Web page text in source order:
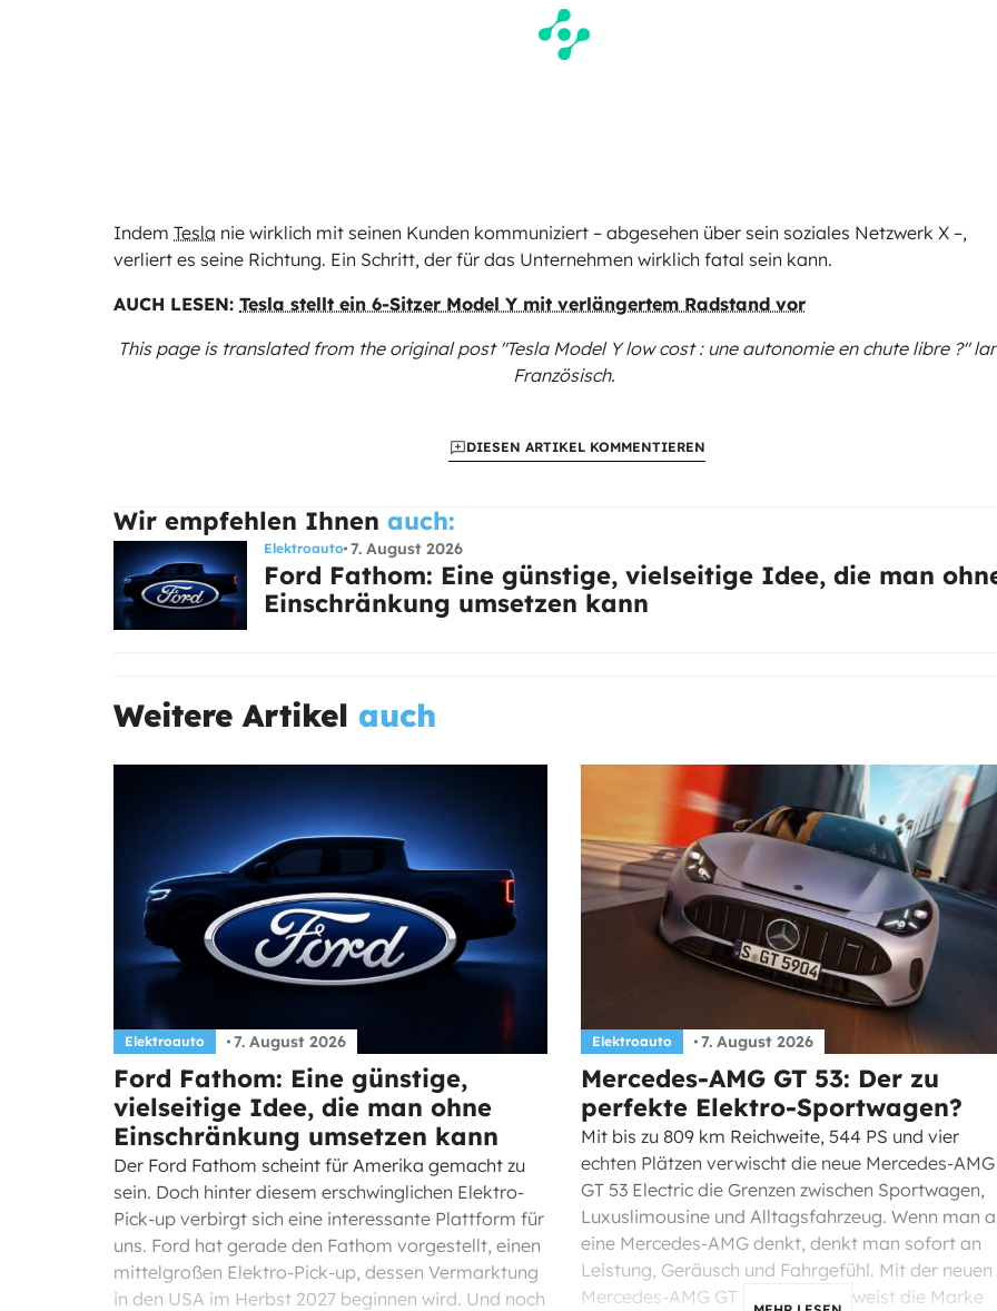
Indem Tesla nie wirklich mit seinen Kunden kommuniziert – abgesehen über sein soziales Netzwerk X –,
verliert es seine Richtung. Ein Schritt, der für das Unternehmen wirklich fatal sein kann.
AUCH LESEN: Tesla stellt ein 6-Sitzer Model Y mit verlängertem Radstand vor
This page is translated from the originalpost "Tesla Model Y low cost : une autonomie en chute libre ?"
Französisch.
DIESEN ARTIKEL KOMMENTIEREN
Wir empfehlen Ihnen auch:
Elektroauto 7. August 2026
Ford Fathom: Eine günstige, vielseitige Idee, die man
Einschränkung umsetzen kann
Weitere Artikel auch
Elektroauto 7. August 2026
Ford Fathom: Eine günstige,
vielseitige Idee, die man ohne
Einschränkung umsetzen kann
Der Ford Fathom scheint für Amerika gemacht zu
sein. Doch hinter diesem erschwinglichen Elektro-
Pick-up verbirgt sich eine interessante Plattform für
uns. Ford hat gerade den Fathom vorgestellt, einen
mittelgroßen Elektro-Pick-up, dessen Vermarktung
in den USA im Herbst 2027 beginnen wird. Und noch
Elektroauto 7. August 2026
Mercedes-AMG GT 53: Der zu
perfekte Elektro-Sportwagen?
Mit bis zu 809 km Reichweite, 544 PS und vier
echten Plätzen verwischt die neue Mercedes-AMG
GT 53 Electric die Grenzen zwischen Sportwagen,
Luxuslimousine und Alltagsfahrzeug. Wenn man
eine Mercedes-AMG denkt, denkt man sofort an
Leistung, Geräusch und Fahrgefühl. Mit der neuen
Mercedes-AMG GT 53 Electric beweist die Marke